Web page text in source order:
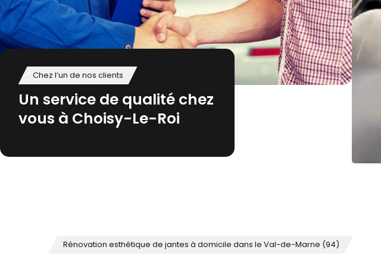
Un service de qualité chez
vous à Choisy-Le-Roi
Chez l’un de nos clients
Rénovation esthétique de jantes à domicile dans le Val-de-Marne (94)